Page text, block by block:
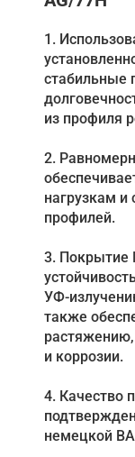
1.
стабильные
из профиля
2.
нагрузкам
профилей.
3. Покрытие
УФ-
также
и коррозии.
4. Качество
немецкой